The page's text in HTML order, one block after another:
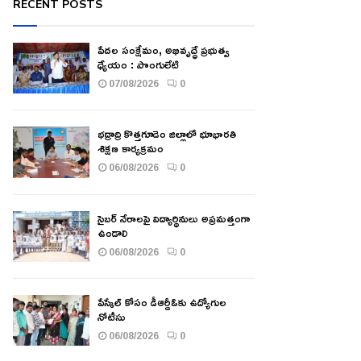
RECENT POSTS
పేదల సంక్షేమం, అభివృద్ధే ప్రభుత్వ
ధ్యేయం : పొంగులేటి
07/08/2026 0
భద్రాద్రి కొత్తగూడెం జిల్లాలో భూభారతి
శిక్షణ కార్యక్రమం
06/08/2026 0
సైబర్ నేరాలపై విద్యార్థినులు అప్రమత్తంగా
ఉండాలి
06/08/2026 0
పేస్కేల్ కోసం డీఆర్డీఓకు ఉద్యోగుల
నోటీసు
06/08/2026 0